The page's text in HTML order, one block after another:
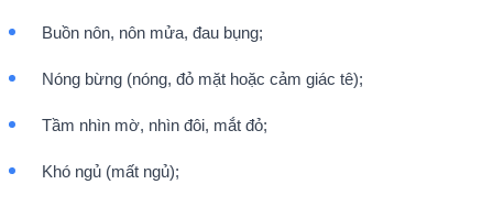
Buồn nôn, nôn mửa, đau bụng;
Nóng bừng (nóng, đỏ mặt hoặc cảm giác tê);
Tầm nhìn mờ, nhìn đôi, mắt đỏ;
Khó ngủ (mất ngủ);